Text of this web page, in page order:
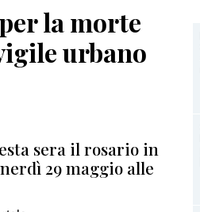
la morte
urbano
sera il rosario in
29 maggio alle